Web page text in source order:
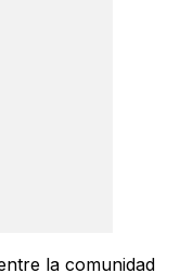
la comunidad